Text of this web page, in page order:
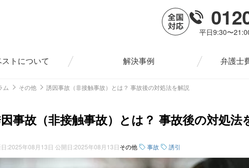
平日9:30〜
トについて 解決事例 弁護士
ム その他 誘因事故（非接触事故）とは？ 事故後の対処法を解説
事故（非接触事故）とは？ 事故後の対処法
:2025年08月13日 公開日:2025年08月13日その他 事故 誘引